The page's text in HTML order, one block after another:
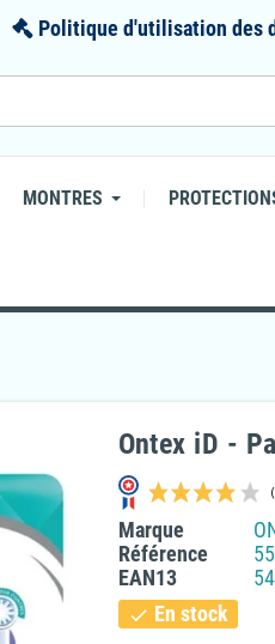
Politique d'utilisation des
MONTRES
Ontex iD -
Marque
Référence
EAN13
check En stock